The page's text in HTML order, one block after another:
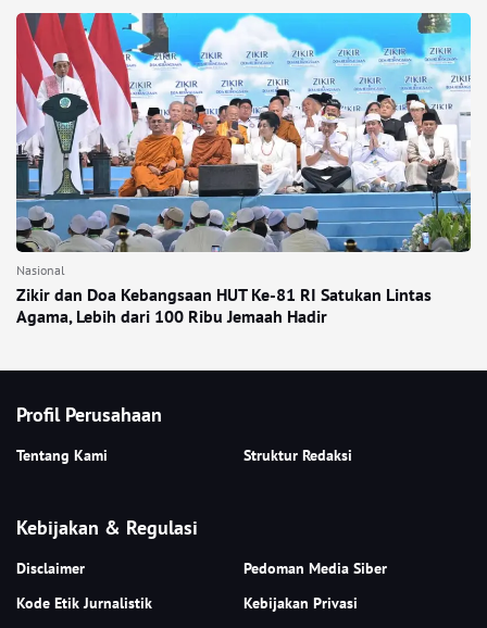
Nasional
Zikir dan Doa Kebangsaan HUT Ke-81 RI Satukan Lintas
Agama, Lebih dari 100 Ribu Jemaah Hadir
Profil Perusahaan
Tentang Kami Struktur Redaksi
Kebijakan & Regulasi
Disclaimer
Pedoman Media Siber
Kode Etik Jurnalistik
Kebijakan Privasi